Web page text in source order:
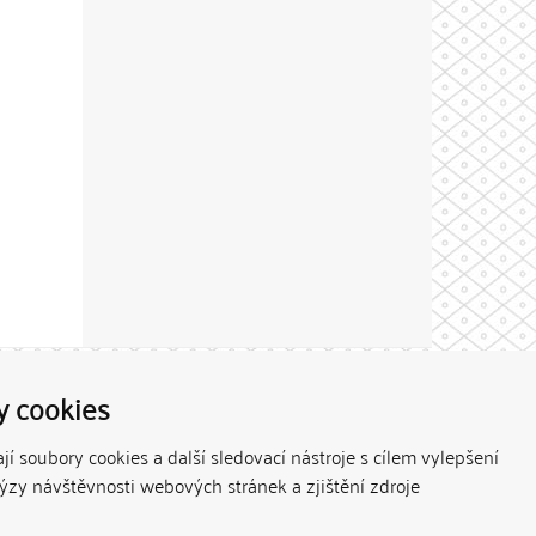
cookies
soubory cookies a další sledovací nástroje s cílem vylepšení
návštěvnosti webových stránek a zjištění zdroje